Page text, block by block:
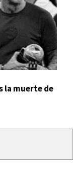
la muerte de